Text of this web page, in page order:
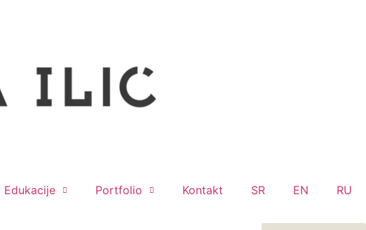
Edukacije Portfolio Kontakt SR EN RU